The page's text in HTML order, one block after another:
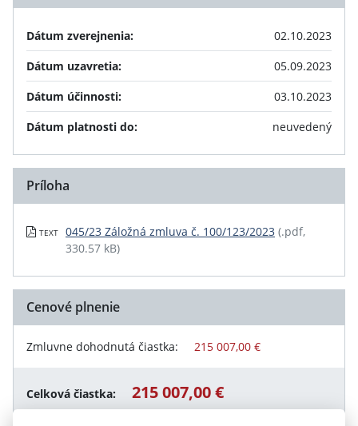
Dátum zverejnenia:
02.10.2023
Dátum uzavretia:
05.09.2023
Dátum účinnosti:
03.10.2023
Dátum platnosti do:
neuvedený
Príloha
TEXT 045/23 Záložná zmluva č. 100/123/2023 (.pdf,
330.57 kB)
Cenové plnenie
Zmluvne dohodnutá čiastka: 215 007,00 €
Celková čiastka: 215 007,00 €